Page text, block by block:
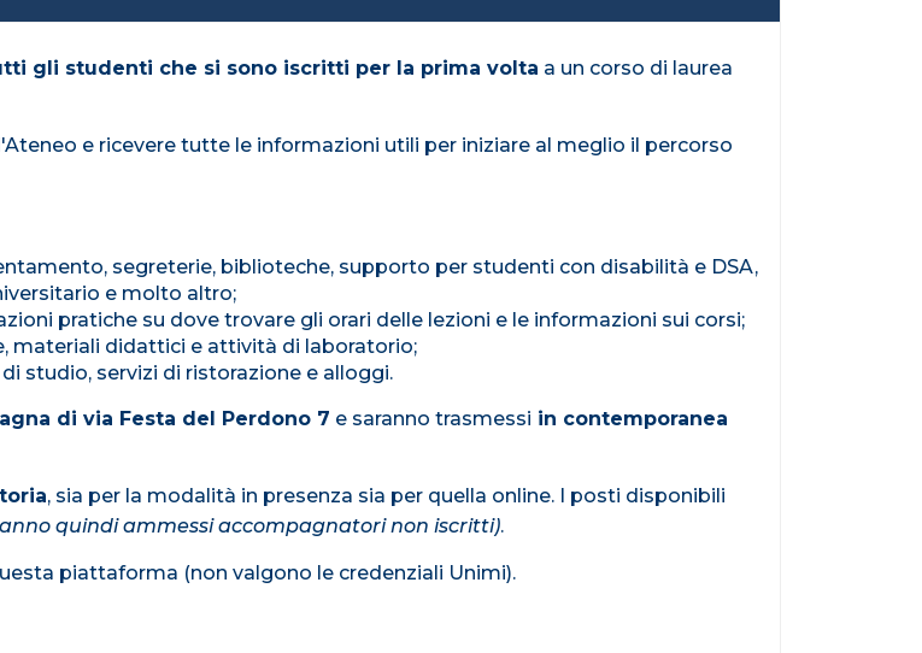
gli studenti che si sono iscritti per la prima volta a un corso di laurea
e ricevere tutte le informazioni utili per iniziare al meglio il percorso
segreterie, biblioteche, supporto per studenti con disabilità e DSA,
e molto altro;
pratiche su dove trovare gli orari delle lezioni e le informazioni sui corsi;
materiali didattici e attività di laboratorio;
studio, servizi di ristorazione e alloggi.
di via Festa del Perdono 7 e saranno trasmessi in contemporanea
, sia per la modalità in presenza sia per quella online. I posti disponibili
quindi ammessi accompagnatori non iscritti).
piattaforma (non valgono le credenziali Unimi).